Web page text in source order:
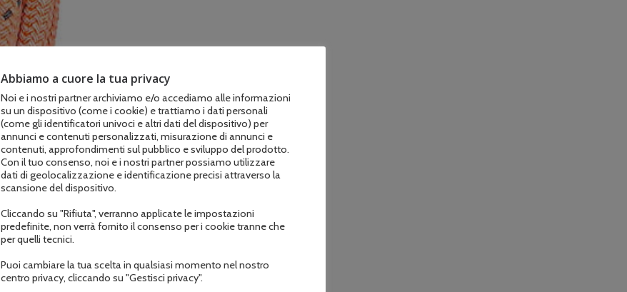
Descrizione Informazioni aggiuntive
Abbiamo a cuore la tua privacy
Noi e i nostri partner archiviamo e/o accediamo alle informazioni
su un dispositivo (come i cookie) e trattiamo i dati personali
(come gli identificatori univoci e altri dati del dispositivo) per
annunci e contenuti personalizzati, misurazione di annunci e
contenuti, approfondimenti sul pubblico e sviluppo del prodotto.
Con il tuo consenso, noi e i nostri partner possiamo utilizzare
dati di geolocalizzazione e identificazione precisi attraverso la
scansione del dispositivo.
Cliccando su "Rifiuta", verranno applicate le impostazioni
predefinite, non verrà fornito il consenso per i cookie tranne che
per quelli tecnici.
Puoi cambiare la tua scelta in qualsiasi momento nel nostro
centro privacy, cliccando su "Gestisci privacy".